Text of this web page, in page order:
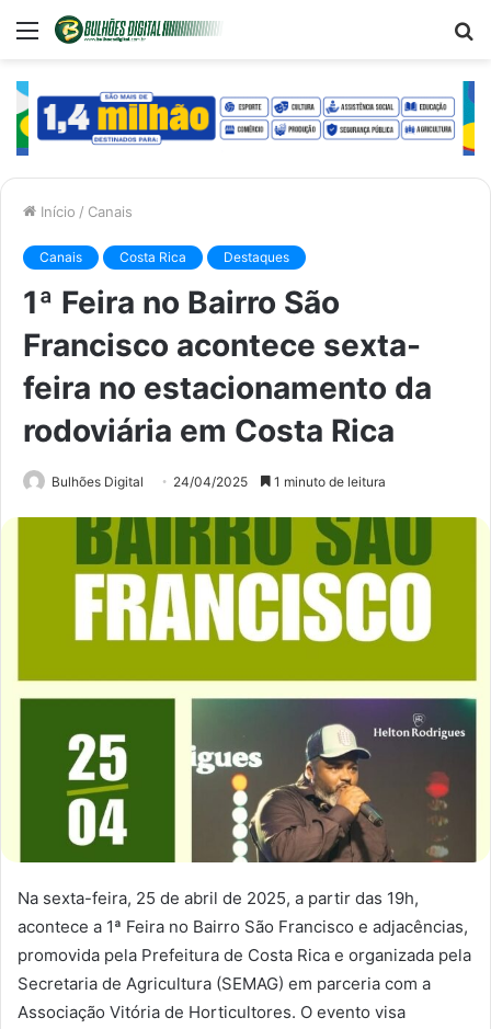
Menu
Início / Canais
Canais Costa Rica Destaques
1ª Feira no Bairro São
Francisco acontece sexta-
feira no estacionamento da
rodoviária em Costa Rica
Bulhões Digital 24/04/2025 1 minuto de leitura
Na sexta-feira, 25 de abril de 2025, a partir das 19h,
acontece a 1ª Feira no Bairro São Francisco e adjacências,
promovida pela Prefeitura de Costa Rica e organizada pela
Secretaria de Agricultura (SEMAG) em parceria com a
Associação Vitória de Horticultores. O evento visa